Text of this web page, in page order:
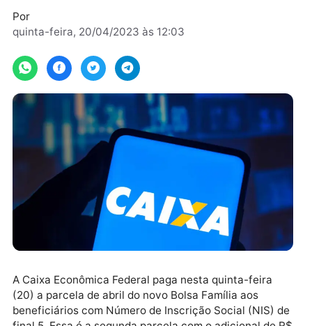
R$ 150 a famílias com crianças de até 6 anos.
Por
quinta-feira, 20/04/2023 às 12:03